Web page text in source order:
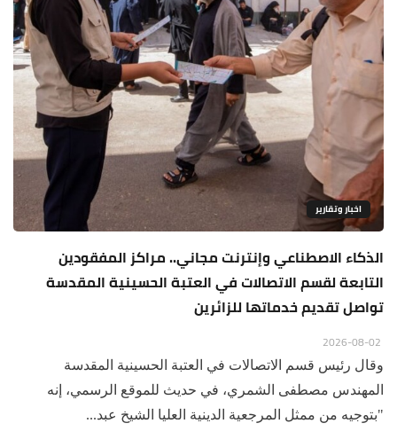
اخبار وتقارير
الذكاء الاصطناعي وإنترنت مجاني.. مراكز المفقودين
التابعة لقسم الاتصالات في العتبة الحسينية المقدسة
تواصل تقديم خدماتها للزائرين
وقال رئيس قسم الاتصالات في العتبة الحسينية المقدسة
المهندس مصطفى الشمري، في حديث للموقع الرسمي، إنه
"بتوجيه من ممثل المرجعية الدينية العليا الشيخ عبد...